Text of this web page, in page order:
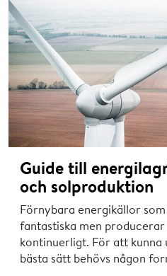
Guide till
och solproduktion
Förnybara energikällor
fantastiska men
kontinuerligt. För att kunna
bästa sätt behövs någon